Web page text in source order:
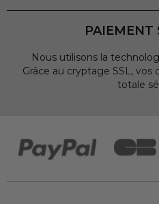
PAIEMENT
Nous utilisons la
Grâce au cryptage SSL,
totale